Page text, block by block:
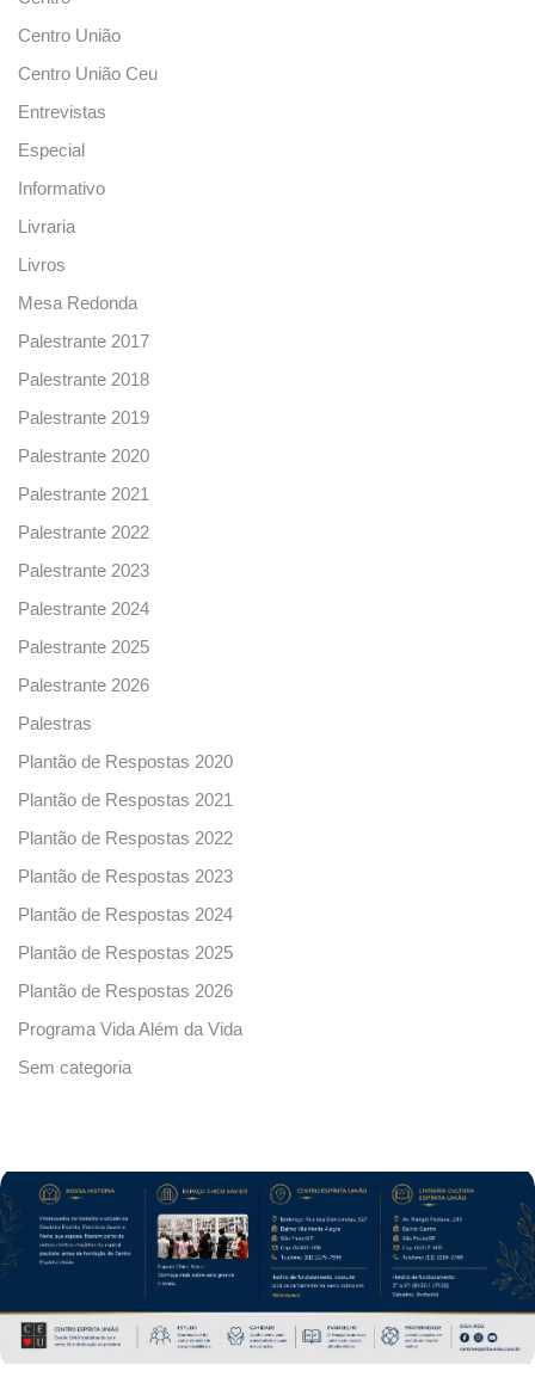
Centro União
Centro União Ceu
Entrevistas
Especial
Informativo
Livraria
Livros
Mesa Redonda
Palestrante 2017
Palestrante 2018
Palestrante 2019
Palestrante 2020
Palestrante 2021
Palestrante 2022
Palestrante 2023
Palestrante 2024
Palestrante 2025
Palestrante 2026
Palestras
Plantão de Respostas 2020
Plantão de Respostas 2021
Plantão de Respostas 2022
Plantão de Respostas 2023
Plantão de Respostas 2024
Plantão de Respostas 2025
Plantão de Respostas 2026
Programa Vida Além da Vida
Sem categoria